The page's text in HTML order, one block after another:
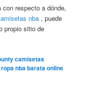
respecto a dónde,
nba , puede
propio sitio de
camisetas
ropa nba barata online